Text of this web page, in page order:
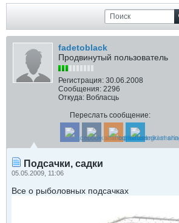
fadetoblack
Продвинутый пользователь
Регистрация: 30.06.2008
Сообщения: 2296
Откуда: Вобласць
Переслать сообщение:
Подсачки, садки
05.05.2009, 11:06
Все о рыболовных подсачках